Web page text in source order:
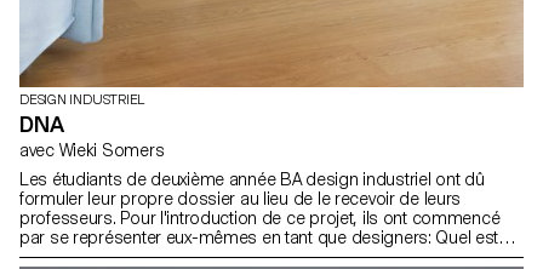
DESIGN INDUSTRIEL
DNA
avec Wieki Somers
Les étudiants de deuxième année BA design industriel ont dû
formuler leur propre dossier au lieu de le recevoir de leurs
professeurs. Pour l'introduction de ce projet, ils ont commencé
par se représenter eux-mêmes en tant que designers: Quel est
leur ADN en tant que designer ? Ils ont présenté un dossier clair lié